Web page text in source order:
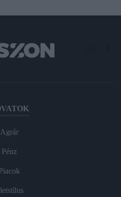
Agrár
Pénz